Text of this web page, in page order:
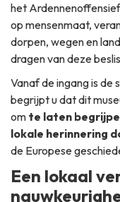
het
op mensenmaat,
dorpen, wegen en
dragen van deze
Vanaf de ingang is de
begrijpt u dat dit
om te laten
lokale herinnering
de Europese
Een lokaal